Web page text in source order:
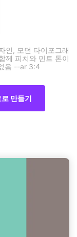
인, 모던 타이포그래
께 피치와 민트 톤이
음 --ar 3:4
만들기